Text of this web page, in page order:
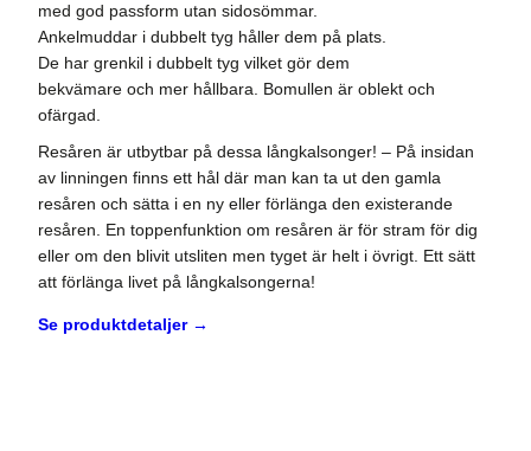
med god passform utan sidosömmar.
Ankelmuddar i dubbelt tyg håller dem på plats.
De har grenkil i dubbelt tyg vilket gör dem
bekvämare och mer hållbara. Bomullen är oblekt och
ofärgad.
Resåren är utbytbar på dessa långkalsonger! – På insidan
av linningen finns ett hål där man kan ta ut den gamla
resåren och sätta i en ny eller förlänga den existerande
resåren. En toppenfunktion om resåren är för stram för dig
eller om den blivit utsliten men tyget är helt i övrigt. Ett sätt
att förlänga livet på långkalsongerna!
Se produktdetaljer →